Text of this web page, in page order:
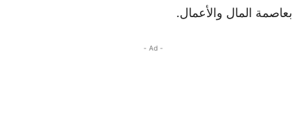
بعاصمة المال والأعمال.
- Ad -